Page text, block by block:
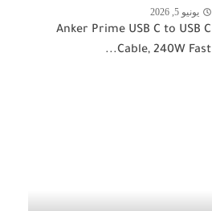
يونيو 5, 2026
Anker Prime USB C to USB C
Cable, 240W Fast...